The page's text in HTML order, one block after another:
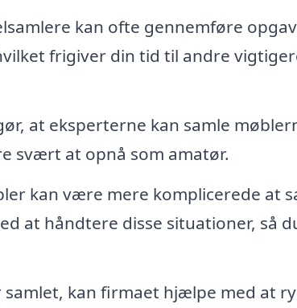
kan ofte gennemføre
frigiver din tid til andre
at eksperterne kan samle
svært at opnå som amatør.
kan være mere komplicerede at
at håndtere disse situationer, så
samlet, kan firmaet hjælpe med at